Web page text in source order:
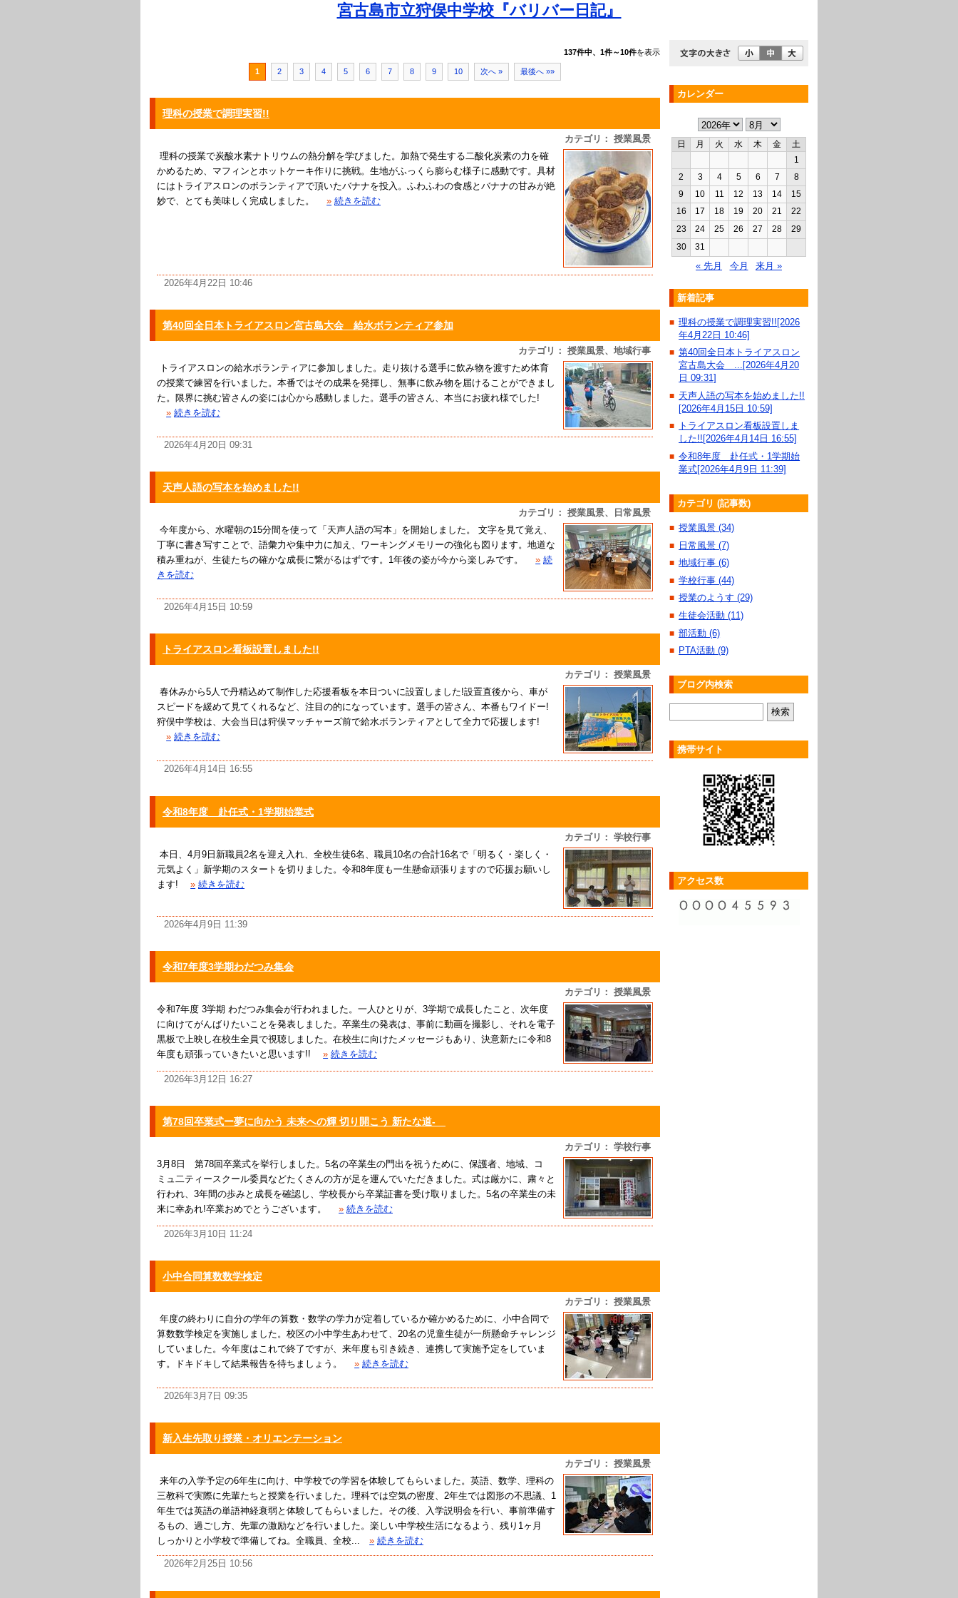
宮古島市立狩俣中学校『バリバー日記』
137件中、1件～10件を表示
1 2 3 4 5 6 7 8 9 10 次へ » 最後へ »»
理科の授業で調理実習!!
カテゴリ： 授業風景
理科の授業で炭酸水素ナトリウムの熱分解を学びました。加熱で発生する二酸化炭素の力を確
かめるため、マフィンとホットケーキ作りに挑戦。生地がふっくら膨らむ様子に感動です。具材
にはトライアスロンのボランティアで頂いたバナナを投入。ふわふわの食感とバナナの甘みが絶
妙で、とても美味しく完成しました。
» 続きを読む
2026年4月22日 10:46
第40回全日本トライアスロン宮古島大会 給水ボランティア参加
カテゴリ： 授業風景、地域行事
トライアスロンの給水ボランティアに参加しました。走り抜ける選手に飲み物を渡すため体育
の授業で練習を行いました。本番ではその成果を発揮し、無事に飲み物を届けることができまし
た。限界に挑む皆さんの姿には心から感動しました。選手の皆さん、本当にお疲れ様でした!
» 続きを読む
2026年4月20日 09:31
天声人語の写本を始めました!!
カテゴリ： 授業風景、日常風景
今年度から、水曜朝の15分間を使って「天声人語の写本」を開始しました。 文字を見て覚え、
丁寧に書き写すことで、語彙力や集中力に加え、ワーキングメモリーの強化も図ります。地道な
積み重ねが、生徒たちの確かな成長に繋がるはずです。1年後の姿が今から楽しみです。
» 続
きを読む
2026年4月15日 10:59
トライアスロン看板設置しました!!
カテゴリ： 授業風景
春休みから5人で丹精込めて制作した応援看板を本日ついに設置しました!設置直後から、車が
スピードを緩めて見てくれるなど、注目の的になっています。選手の皆さん、本番もワイドー!
狩俣中学校は、大会当日は狩俣マッチャーズ前で給水ボランティアとして全力で応援します!
» 続きを読む
2026年4月14日 16:55
令和8年度 赴任式・1学期始業式
カテゴリ： 学校行事
本日、4月9日新職員2名を迎え入れ、全校生徒6名、職員10名の合計16名で「明るく・楽しく・
元気よく」新学期のスタートを切りました。令和8年度も一生懸命頑張りますので応援お願いし
ます!
» 続きを読む
2026年4月9日 11:39
令和7年度3学期わだつみ集会
カテゴリ： 授業風景
令和7年度 3学期 わだつみ集会が行われました。一人ひとりが、3学期で成長したこと、次年度
に向けてがんばりたいことを発表しました。卒業生の発表は、事前に動画を撮影し、それを電子
黒板で上映し在校生全員で視聴しました。在校生に向けたメッセージもあり、決意新たに令和8
年度も頑張っていきたいと思います!!
» 続きを読む
2026年3月12日 16:27
第78回卒業式ー夢に向かう 未来への輝 切り開こう 新たな道-
カテゴリ： 学校行事
3月8日 第78回卒業式を挙行しました。5名の卒業生の門出を祝うために、保護者、地域、コ
ミュ二ティースクール委員などたくさんの方が足を運んでいただきました。式は厳かに、粛々と
行われ、3年間の歩みと成長を確認し、学校長から卒業証書を受け取りました。5名の卒業生の未
来に幸あれ!卒業おめでとうございます。
» 続きを読む
2026年3月10日 11:24
小中合同算数数学検定
カテゴリ： 授業風景
年度の終わりに自分の学年の算数・数学の学力が定着しているか確かめるために、小中合同で
算数数学検定を実施しました。校区の小中学生あわせて、20名の児童生徒が一所懸命チャレンジ
していました。今年度はこれで終了ですが、来年度も引き続き、連携して実施予定をしていま
す。ドキドキして結果報告を待ちましょう。
» 続きを読む
2026年3月7日 09:35
新入生先取り授業・オリエンテーション
カテゴリ： 授業風景
来年の入学予定の6年生に向け、中学校での学習を体験してもらいました。英語、数学、理科の
三教科で実際に先輩たちと授業を行いました。理科では空気の密度、2年生では図形の不思議、1
年生では英語の単語神経衰弱と体験してもらいました。その後、入学説明会を行い、事前準備す
るもの、過ごし方、先輩の激励などを行いました。楽しい中学校生活になるよう、残り1ヶ月
しっかりと小学校で準備してね。全職員、全校...
» 続きを読む
2026年2月25日 10:56
カレンダー
日 月 火 水 木 金
土
1
2
3 4 5 6 7
8
9
10 11 12 13 14
15
16
17 18 19 20 21
22
23
24 25 26 27 28
29
30
31
« 先月 今月 来月 »
新着記事
■ 理科の授業で調理実習!![2026
年4月22日 10:46]
■ 第40回全日本トライアスロン
宮古島大会 ...[2026年4月20
日 09:31]
■ 天声人語の写本を始めました!!
[2026年4月15日 10:59]
■
トライアスロン看板設置しま
した!![2026年4月14日 16:55]
■ 令和8年度 赴任式・1学期始
業式[2026年4月9日 11:39]
カテゴリ (記事数)
■ 授業風景 (34)
■ 日常風景 (7)
■ 地域行事 (6)
■ 学校行事 (44)
■ 授業のようす (29)
■ 生徒会活動 (11)
■ 部活動 (6)
■ PTA活動 (9)
ブログ内検索
携帯サイト
アクセス数